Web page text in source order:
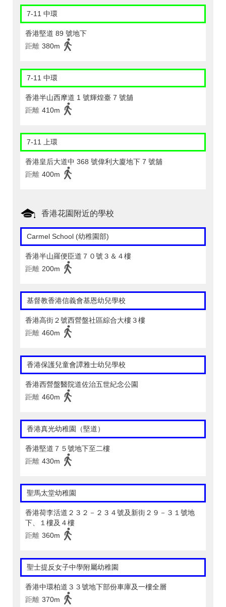
7-11 中環
香港堅道 89 號地下
距離 380m
7-11 中環
香港半山西摩道 1 號輝煌臺 7 號舖
距離 410m
7-11 上環
香港皇后大道中 368 號偉利大廈地下 7 號舖
距離 400m
香港花園附近的學校
Carmel School (幼稚園部)
香港半山羅便臣道７０號３＆４樓
距離 200m
基督教香港信義會基恩幼兒學校
香港高街２號西營盤社區綜合大樓３樓
距離 460m
香港保護兒童會譚雅士幼兒學校
香港西營盤醫院道佐治五世紀念公園
距離 460m
香港真光幼稚園（堅道）
香港堅道７５號地下至二樓
距離 430m
聖馬太堂幼稚園
香港荷李活道２３２－２３４號及新街２９－３１號地
下、１樓及４樓
距離 360m
聖士提反女子中學附屬幼稚園
香港中環柏道３３號地下部份車庫及一樓全層
距離 370m